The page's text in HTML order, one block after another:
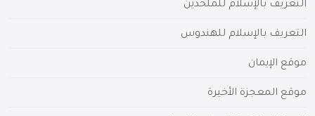
التعريف بالإسلام للملحدين
التعريف بالإسلام للهندوس
موقع الإيمان
موقع المعجزة الأخيرة